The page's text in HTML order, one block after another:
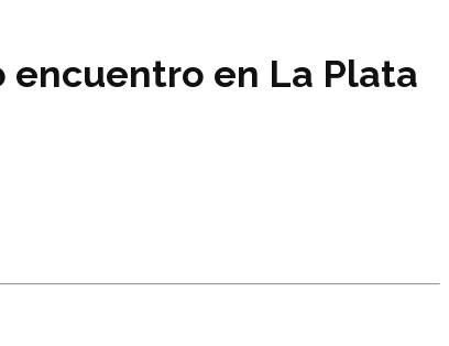
encuentro en La Plata